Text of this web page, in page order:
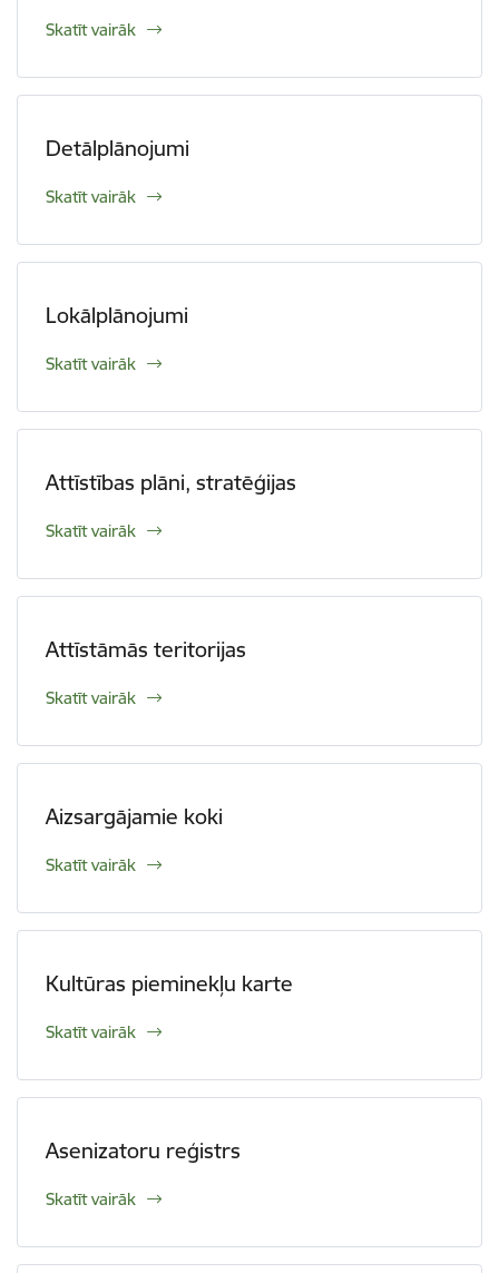
Skatīt vairāk
Detālplānojumi
Skatīt vairāk
Lokālplānojumi
Skatīt vairāk
Attīstības plāni, stratēģijas
Skatīt vairāk
Attīstāmās teritorijas
Skatīt vairāk
Aizsargājamie koki
Skatīt vairāk
Kultūras pieminekļu karte
Skatīt vairāk
Asenizatoru reģistrs
Skatīt vairāk